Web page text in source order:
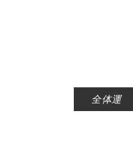
全体運